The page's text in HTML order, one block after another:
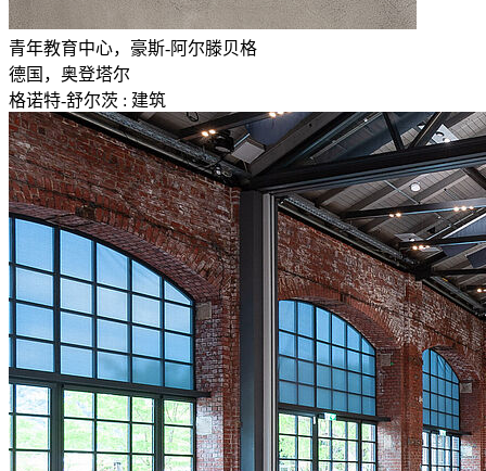
青年教育中心，豪斯-阿尔滕贝格
德国，奥登塔尔
格诺特-舒尔茨 : 建筑